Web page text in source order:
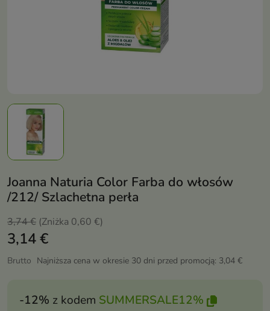
Joanna Naturia Color Farba do włosów
/212/ Szlachetna perła
3,74 € (Zniżka 0,60 €)
3,14 €
Brutto Najniższa cena w okresie 30 dni przed promocją: 3,04 €
-12% z kodem SUMMERSALE12%